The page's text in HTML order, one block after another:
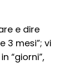
e dire
3 mesi”; vi
“giorni”,